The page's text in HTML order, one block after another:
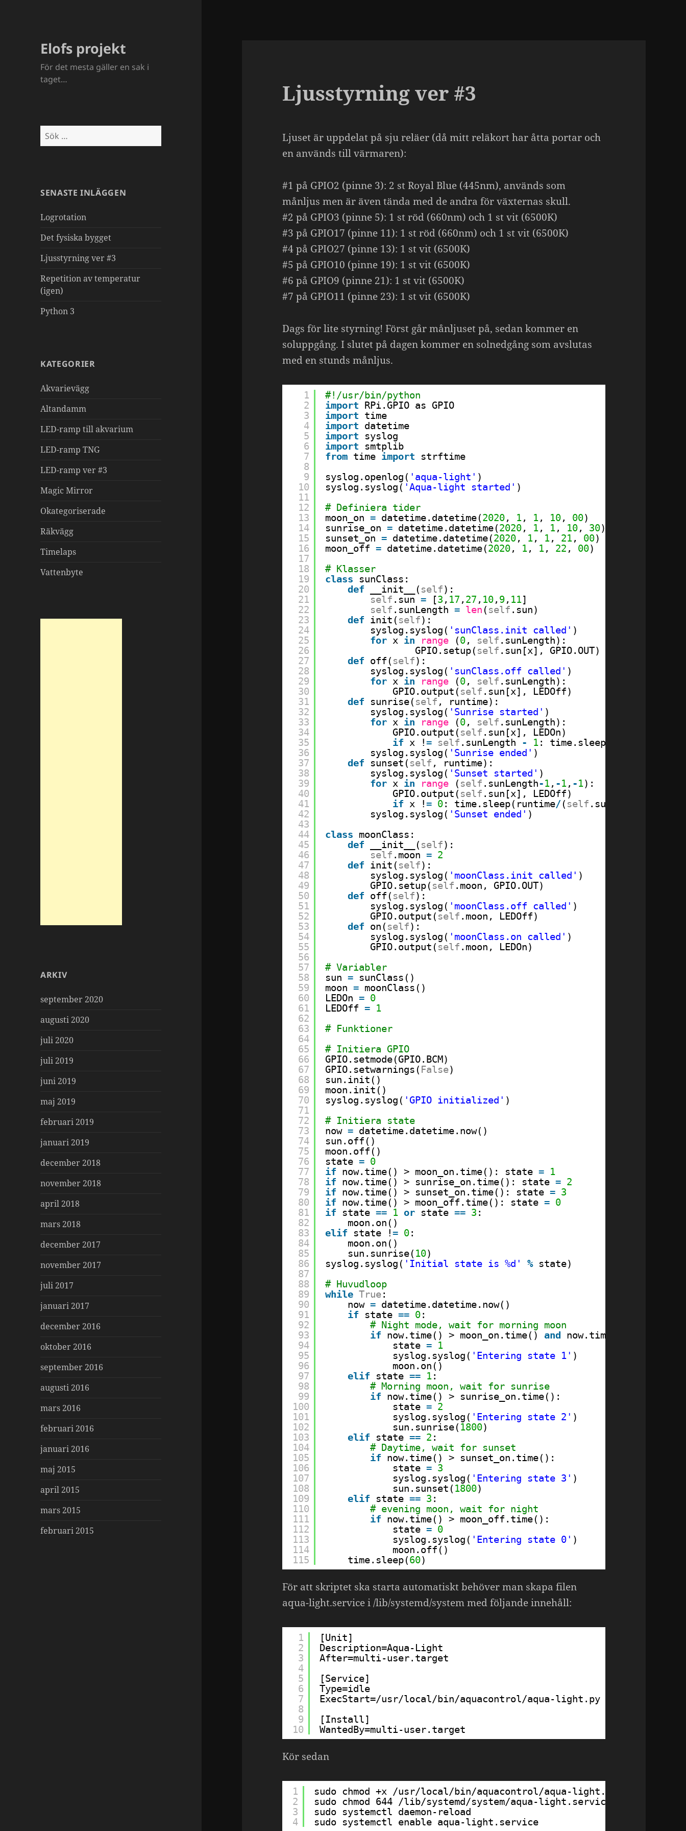
Elofs projekt
För det mesta gäller en sak i
taget…
Sök
efter:
SENASTE INLÄGGEN
Logrotation
Det fysiska bygget
Ljusstyrning ver #3
Repetition av temperatur
(igen)
Python 3
KATEGORIER
Akvarievägg
Altandamm
LED-ramp till akvarium
LED-ramp TNG
LED-ramp ver #3
Magic Mirror
Okategoriserade
Räkvägg
Timelaps
Vattenbyte
ARKIV
september 2020
augusti 2020
juli 2020
juli 2019
juni 2019
maj 2019
februari 2019
januari 2019
december 2018
november 2018
april 2018
mars 2018
december 2017
november 2017
juli 2017
januari 2017
december 2016
oktober 2016
september 2016
augusti 2016
mars 2016
februari 2016
januari 2016
maj 2015
april 2015
mars 2015
februari 2015
Ljusstyrning ver #3
Ljuset är uppdelat på sju reläer (då mitt reläkort har åtta portar och
en används till värmaren):
#1 på GPIO2 (pinne 3): 2 st Royal Blue (445nm), används som
månljus men är även tända med de andra för växternas skull.
#2 på GPIO3 (pinne 5): 1 st röd (660nm) och 1 st vit (6500K)
#3 på GPIO17 (pinne 11): 1 st röd (660nm) och 1 st vit (6500K)
#4 på GPIO27 (pinne 13): 1 st vit (6500K)
#5 på GPIO10 (pinne 19): 1 st vit (6500K)
#6 på GPIO9 (pinne 21): 1 st vit (6500K)
#7 på GPIO11 (pinne 23): 1 st vit (6500K)
Dags för lite styrning! Först går månljuset på, sedan kommer en
soluppgång. I slutet på dagen kommer en solnedgång som avslutas
med en stunds månljus.
1
2
3
4
5
6
7
8
9
10
11
12
13
14
15
16
17
18
19
20
21
22
23
24
25
26
27
28
29
30
31
32
33
34
35
36
37
38
39
40
41
42
43
44
45
46
47
48
49
50
51
52
53
54
55
56
57
58
59
60
61
62
63
64
65
66
67
68
69
70
71
72
73
74
75
76
77
78
79
80
81
82
83
84
85
86
87
88
89
90
91
92
93
94
95
96
97
98
99
100
101
102
103
104
105
106
107
108
109
110
111
112
113
114
115
#!/usr/bin/python
import RPi.GPIO as GPIO
import time
import datetime
import
syslog
import
smtplib
from time import
strftime
syslog.openlog( 'aqua-light' )
syslog.syslog( 'Aqua-light started' )
# Definiera tider
moon_on = datetime.datetime(2020, 1, 1, 10, 00)
sunrise_on = datetime.datetime(2020, 1, 1, 10, 30)
sunset_on = datetime.datetime(2020, 1, 1, 21, 00)
moon_off = datetime.datetime(2020, 1, 1, 22 , 00)
# Klasser
class
sunClass:
def
__init__( self):
self .sun = [3 , 17 , 27 , 10, 9, 11]
self .sunLength = len ( self .sun)
def init( self):
syslog.syslog( 'sunClass.init called' )
for x in range (0, self .sunLength):
GPIO.setup( self .sun[x], GPIO.OUT)
def off( self):
syslog.syslog( 'sunClass.off called' )
for x in range (0, self .sunLength):
GPIO.output( self .sun[x], LEDOff)
def
sunrise( self , runtime):
syslog.syslog( 'Sunrise started' )
for x in range (0, self .sunLength):
GPIO.output( self .sun[x], LEDOn)
if x != self .sunLength - 1: time.sleep(runtime
syslog.syslog( 'Sunrise ended' )
def
sunset( self , runtime):
syslog.syslog( 'Sunset started' )
for x in range ( self .sunLength-1, -1, -1):
GPIO.output( self .sun[x], LEDOff)
if x != 0: time.sleep(runtime/( self .sunLength
syslog.syslog( 'Sunset ended' )
class moonClass:
def
__init__( self):
self .moon = 2
def init( self):
syslog.syslog( 'moonClass.init called' )
GPIO.setup( self .moon, GPIO.OUT)
def off( self):
syslog.syslog( 'moonClass.off called' )
GPIO.output( self .moon, LEDOff)
def on( self):
syslog.syslog( 'moonClass.on called' )
GPIO.output( self .moon, LEDOn)
# Variabler
sun = sunClass()
moon = moonClass()
LEDOn = 0
LEDOff = 1
# Funktioner
# Initiera GPIO
GPIO.setmode(GPIO.BCM)
GPIO.setwarnings( False)
sun.init()
moon.init()
syslog.syslog( 'GPIO initialized' )
# Initiera state
now = datetime.datetime.now()
sun.off()
moon.off()
state = 0
if now.time() > moon_on.time(): state = 1
if now.time() > sunrise_on.time(): state = 2
if now.time() > sunset_on.time(): state = 3
if now.time() > moon_off.time(): state = 0
if
state == 1 or state == 3 :
moon.on()
elif
state != 0:
moon.on()
sun.sunrise( 10)
syslog.syslog( 'Initial state is %d' % state)
# Huvudloop
while True:
now = datetime.datetime.now()
if
state == 0:
# Night mode, wait for morning moon
if now.time() > moon_on.time() and now.time() <
state = 1
syslog.syslog( 'Entering state 1' )
moon.on()
elif
state == 1:
# Morning moon, wait for sunrise
if now.time() > sunrise_on.time():
state = 2
syslog.syslog( 'Entering state 2' )
sun.sunrise( 1800)
elif
state == 2 :
# Daytime, wait for sunset
if now.time() > sunset_on.time():
state = 3
syslog.syslog( 'Entering state 3' )
sun.sunset( 1800)
elif
state == 3 :
# evening moon, wait for night
if now.time() > moon_off.time():
state = 0
syslog.syslog( 'Entering state 0' )
moon.off()
time.sleep(60)
För att skriptet ska starta automatiskt behöver man skapa filen
aqua-light.service i /lib/systemd/system med följande innehåll:
1
2
3
4
5
6
7
8
9
10
[Unit]
Description=Aqua-Light
After=multi-user.target
[Service]
Type=idle
ExecStart=/usr/local/bin/aquacontrol/aqua-light.py
[Install]
WantedBy=multi-user.target
Kör sedan
1
2
3
4
sudo chmod +x /usr/local/bin/aquacontrol/aqua-light.py
sudo chmod 644 /lib/systemd/system/aqua-light.service
sudo systemctl daemon-reload
sudo systemctl enable aqua-light.service